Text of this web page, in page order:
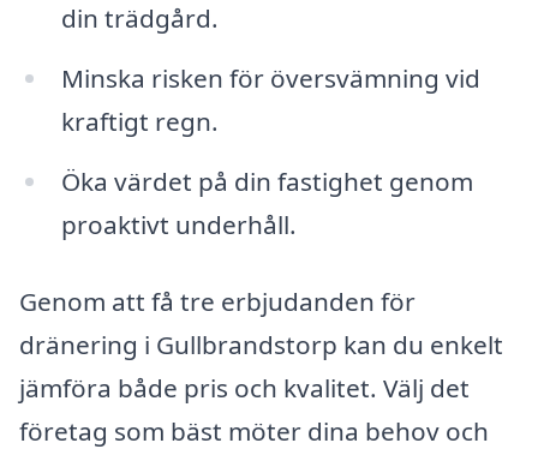
din trädgård.
Minska risken för översvämning vid
kraftigt regn.
Öka värdet på din fastighet genom
proaktivt underhåll.
Genom att få tre erbjudanden för
dränering i Gullbrandstorp kan du enkelt
jämföra både pris och kvalitet. Välj det
företag som bäst möter dina behov och